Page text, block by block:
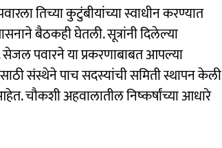
तिच्या कुटुंबीयांच्या स्वाधीन करण्यात
बैठकही घेतली. सूत्रांनी दिलेल्या
पवारने या प्रकरणाबाबत आपल्या
संस्थेने पाच सदस्यांची समिती स्थापन केली
चौकशी अहवालातील निष्कर्षांच्या आधारे